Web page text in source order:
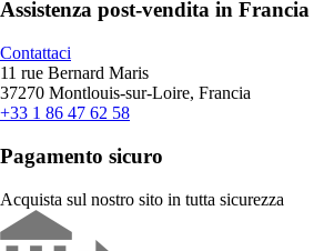
Assistenza post-vendita in Francia
Contattaci
11 rue Bernard Maris
37270 Montlouis-sur-Loire, Francia
+33 1 86 47 62 58
Pagamento sicuro
Acquista sul nostro sito in tutta sicurezza